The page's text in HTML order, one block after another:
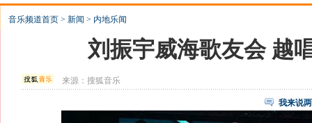
音乐频道首页 > 新闻 > 内地乐闻
刘振宇威海歌友会 越
来源：搜狐音乐
我来说